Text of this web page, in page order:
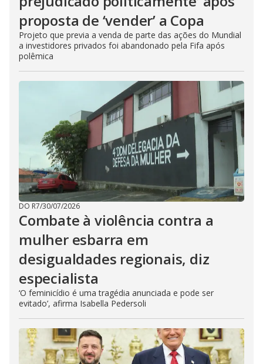
proposta de ‘vender’ a Copa
Projeto que previa a venda de parte das ações do Mundial
a investidores privados foi abandonado pela Fifa após
polêmica
DO R7/30/07/2026
Combate à violência contra a
mulher esbarra em
desigualdades regionais, diz
especialista
‘O feminicídio é uma tragédia anunciada e pode ser
evitado’, afirma Isabella Pedersoli